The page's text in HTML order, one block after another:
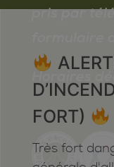
pris par
Horaires
FORT)
Très fort